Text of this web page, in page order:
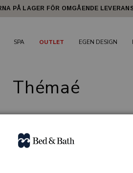
PÅ LAGER FÖR OMGÅENDE
SPA OUTLET EGEN DESIGN
Thémaé
4 produkter